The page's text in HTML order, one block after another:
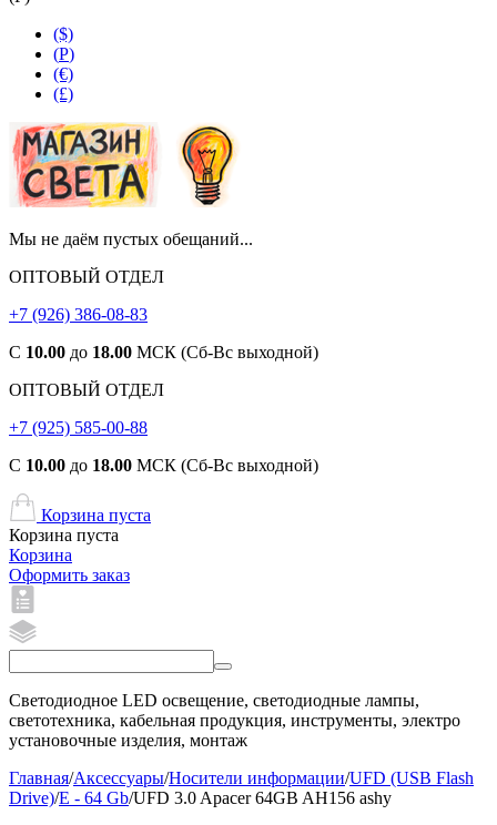
($)
(Р)
(€)
(£)
Мы не даём пустых обещаний...
ОПТОВЫЙ ОТДЕЛ
+7 (926) 386-08-83
С 10.00 до 18.00 МСК (Сб-Вс выходной)
ОПТОВЫЙ ОТДЕЛ
+7 (925) 585-00-88
С 10.00 до 18.00 МСК (Сб-Вс выходной)
Корзина пуста
Корзина пуста
Корзина
Оформить заказ
Светодиодное LED освещение, светодиодные лампы,
светотехника, кабельная продукция, инструменты, электро
установочные изделия, монтаж
Главная/Аксессуары/Носители информации/UFD (USB Flash
Drive)/E - 64 Gb/UFD 3.0 Apacer 64GB AH156 ashy